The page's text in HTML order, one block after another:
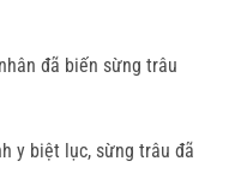
đã biến sừng trâu
y biệt lục, sừng trâu đã